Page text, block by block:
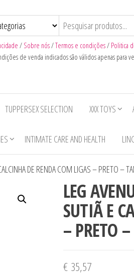
/ Sobre nós/Termos e condições/ Politica
de venda indicados são válidos apenas para
TUPPERSEX SELECTION XXX TOYS
INTIMATE CARE AND HEALTH
DE RENDA COM LIGAS – PRETO –
LEG
SUTIÃ E
– PRETO
€35,57